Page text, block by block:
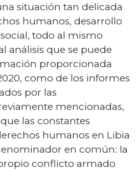
situación tan delicada
humanos, desarrollo
todo al mismo
análisis que se puede
proporcionada
como de los informes
por las
mencionadas,
las constantes
humanos en Libia
en común: la
conflicto armado